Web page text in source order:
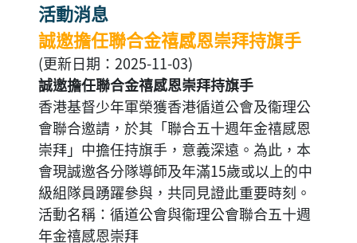
活動消息
誠邀擔任聯合金禧感恩崇拜持旗手
(更新日期：2025-11-03)
誠邀擔任聯合金禧感恩崇拜持旗手
香港基督少年軍榮獲香港循道公會及衞理公
會聯合邀請，於其「聯合五十週年金禧感恩
崇拜」中擔任持旗手，意義深遠。為此，本
會現誠邀各分隊導師及年滿15歲或以上的中
級組隊員踴躍參與，共同見證此重要時刻。
活動名稱：循道公會與衞理公會聯合五十週
年金禧感恩崇拜